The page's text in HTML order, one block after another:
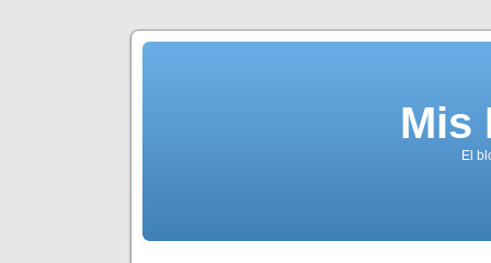
Mis
El